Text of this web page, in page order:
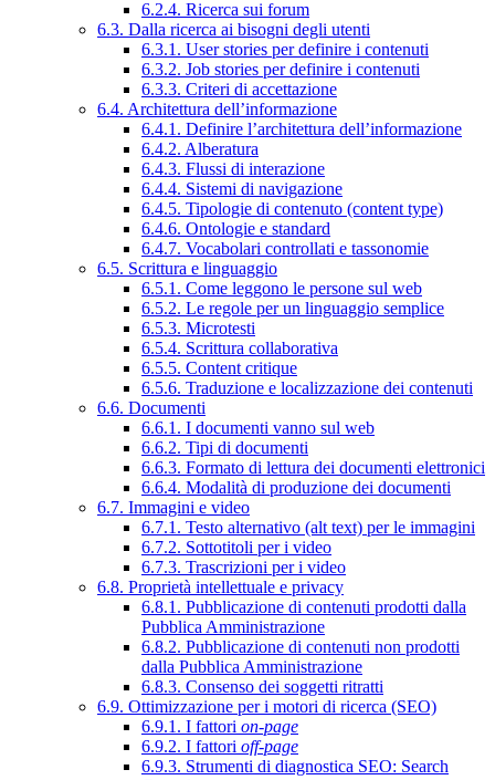
6.2.4. Ricerca sui forum
6.3. Dalla ricerca ai bisogni degli utenti
6.3.1. User stories per definire i contenuti
6.3.2. Job stories per definire i contenuti
6.3.3. Criteri di accettazione
6.4. Architettura dell’informazione
6.4.1. Definire l’architettura dell’informazione
6.4.2. Alberatura
6.4.3. Flussi di interazione
6.4.4. Sistemi di navigazione
6.4.5. Tipologie di contenuto (content type)
6.4.6. Ontologie e standard
6.4.7. Vocabolari controllati e tassonomie
6.5. Scrittura e linguaggio
6.5.1. Come leggono le persone sul web
6.5.2. Le regole per un linguaggio semplice
6.5.3. Microtesti
6.5.4. Scrittura collaborativa
6.5.5. Content critique
6.5.6. Traduzione e localizzazione dei contenuti
6.6. Documenti
6.6.1. I documenti vanno sul web
6.6.2. Tipi di documenti
6.6.3. Formato di lettura dei documenti elettronici
6.6.4. Modalità di produzione dei documenti
6.7. Immagini e video
6.7.1. Testo alternativo (alt text) per le immagini
6.7.2. Sottotitoli per i video
6.7.3. Trascrizioni per i video
6.8. Proprietà intellettuale e privacy
6.8.1. Pubblicazione di contenuti prodotti dalla
Pubblica Amministrazione
6.8.2. Pubblicazione di contenuti non prodotti
dalla Pubblica Amministrazione
6.8.3. Consenso dei soggetti ritratti
6.9. Ottimizzazione per i motori di ricerca (SEO)
6.9.1. I fattori on-page
6.9.2. I fattori off-page
6.9.3. Strumenti di diagnostica SEO: Search